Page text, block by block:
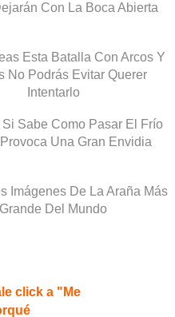
Con La Boca Abierta
Esta Batalla Con Arcos Y
No Podrás Evitar Querer
Intentarlo
Si Sabe Como Pasar El Frío
Una Gran Envidia
Imágenes De La Araña Más
Grande Del Mundo
click a "Me